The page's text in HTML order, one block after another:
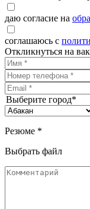
даю согласие на
соглашаюсь с
Откликнуться на
Выберите город*
Резюме *
Выбрать файл